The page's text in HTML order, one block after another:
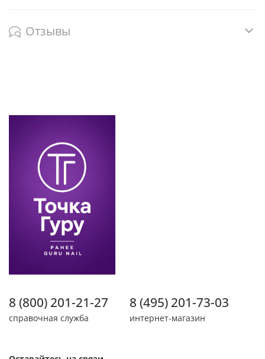
Отзывы
8 (800) 201-21-27
справочная служба
8 (495) 201-73-03
интернет-магазин